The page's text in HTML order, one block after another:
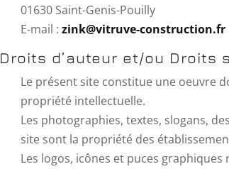
01630 Saint-Genis-Pouilly
E-mail :zink@vitruve-construction.fr
Droits d’auteur et/ou Droits
Le présent site constitue une oeuvre
propriété intellectuelle.
Les photographies, textes, slogans,
site sont la propriété des
Les logos, icônes et puces